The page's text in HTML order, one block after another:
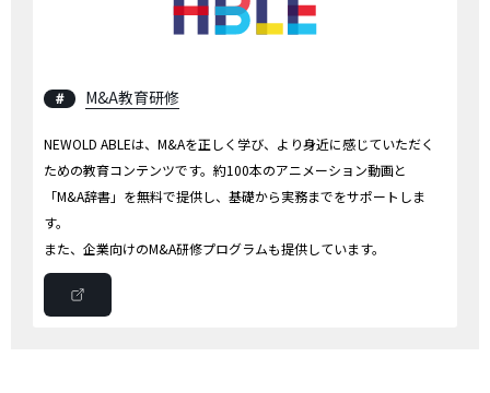
＃ M&A教育研修
NEWOLD ABLEは、M&Aを正しく学び、より身近に感じていただく
ための教育コンテンツです。約100本のアニメーション動画と
「M&A辞書」を無料で提供し、基礎から実務までをサポートしま
す。
また、企業向けのM&A研修プログラムも提供しています。